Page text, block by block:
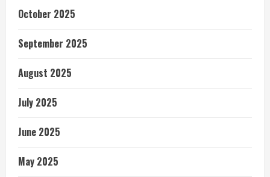
October 2025
September 2025
August 2025
July 2025
June 2025
May 2025